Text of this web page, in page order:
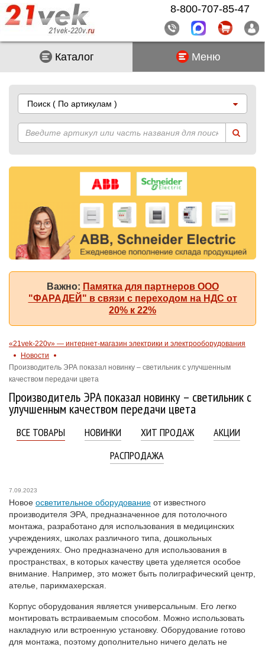
Каталог Меню
Поиск ( По артикулам )
Важно: Памятка для партнеров ООО
"ФАРАДЕЙ" в связи с переходом на НДС от
20% к 22%
«21vek-220v» — интернет-магазин электрики и электрооборудования
Новости
Производитель ЭРА показал новинку – светильник с улучшенным
качеством передачи цвета
Производитель ЭРА показал новинку – светильник с
улучшенным качеством передачи цвета
ВСЕ ТОВАРЫ НОВИНКИ ХИТ ПРОДАЖ
АКЦИИ
РАСПРОДАЖА
7.09.2023
Новое осветительное оборудование от известного
производителя ЭРА, предназначенное для потолочного
монтажа, разработано для использования в медицинских
учреждениях, школах различного типа, дошкольных
учреждениях. Оно предназначено для использования в
пространствах, в которых качеству цвета уделяется особое
внимание. Например, это может быть полиграфический центр,
ателье, парикмахерская.
Корпус оборудования является универсальным. Его легко
монтировать встраиваемым способом. Можно использовать
накладную или встроенную установку. Оборудование готово
для монтажа, поэтому дополнительно ничего делать не
8-800-707-85-47